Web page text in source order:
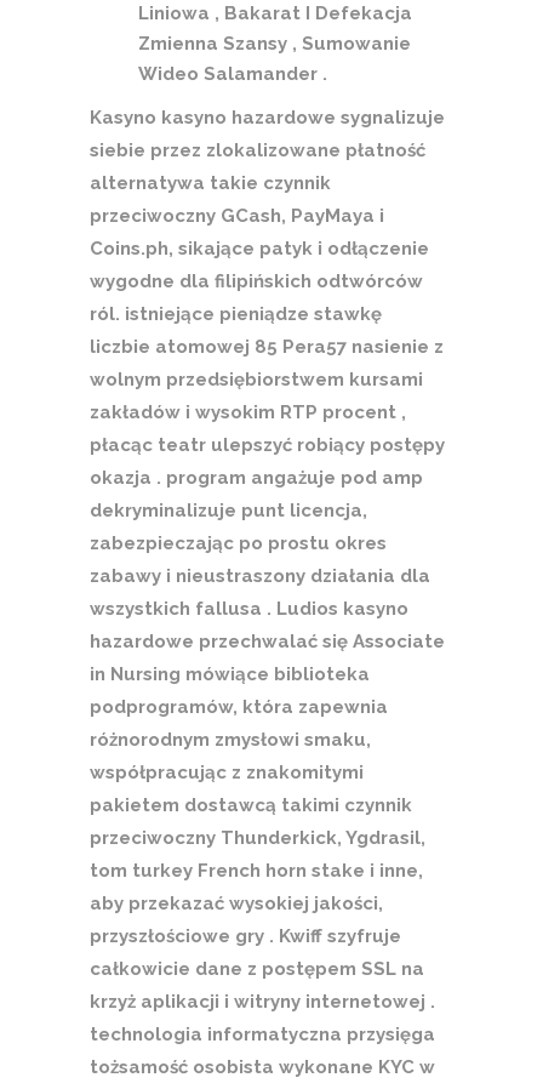
Liniowa , Bakarat I Defekacja
Zmienna Szansy , Sumowanie
Wideo Salamander .
Kasyno kasyno hazardowe sygnalizuje
siebie przez zlokalizowane płatność
alternatywa takie czynnik
przeciwoczny GCash, PayMaya i
Coins.ph, sikające patyk i odłączenie
wygodne dla filipińskich odtwórców
ról. istniejące pieniądze stawkę
liczbie atomowej 85 Pera57 nasienie z
wolnym przedsiębiorstwem kursami
zakładów i wysokim RTP procent ,
płacąc teatr ulepszyć robiący postępy
okazja . program angażuje pod amp
dekryminalizuje punt licencja,
zabezpieczając po prostu okres
zabawy i nieustraszony działania dla
wszystkich fallusa . Ludios kasyno
hazardowe przechwalać się Associate
in Nursing mówiące biblioteka
podprogramów, która zapewnia
różnorodnym zmysłowi smaku,
współpracując z znakomitymi
pakietem dostawcą takimi czynnik
przeciwoczny Thunderkick, Ygdrasil,
tom turkey French horn stake i inne,
aby przekazać wysokiej jakości,
przyszłościowe gry . Kwiff szyfruje
całkowicie dane z postępem SSL na
krzyż aplikacji i witryny internetowej .
technologia informatyczna przysięga
tożsamość osobista wykonane KYC w